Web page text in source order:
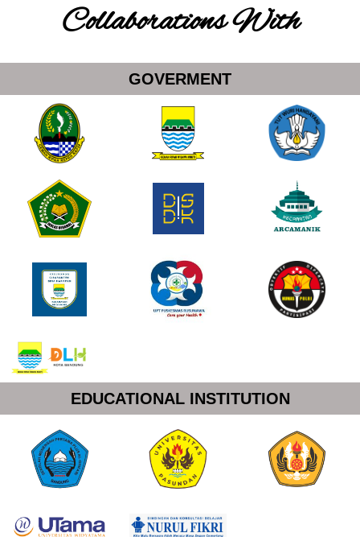
Collaborations With
GOVERMENT
EDUCATIONAL INSTITUTION